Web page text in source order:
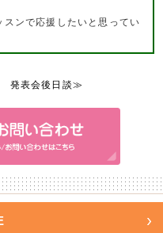
ンで応援したいと思ってい
発表会後日談≫